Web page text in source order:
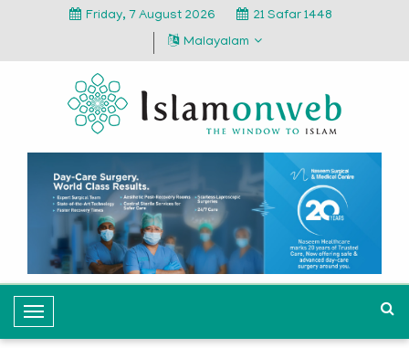
Friday, 7 August 2026
21 Safar 1448
Malayalam
T
o